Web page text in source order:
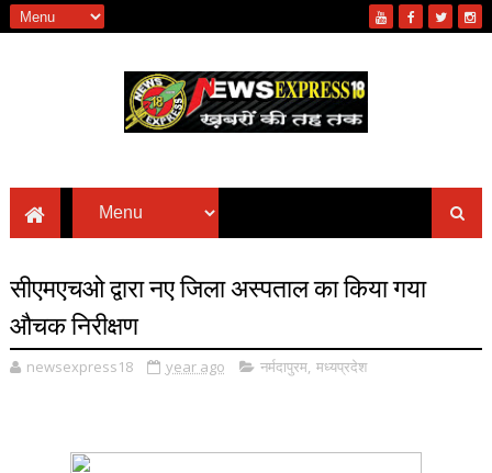
सीएमएचओ द्वारा नए जिला अस्पताल का किया गया
औचक निरीक्षण
newsexpress18 year ago नर्मदापुरम, मध्यप्रदेश